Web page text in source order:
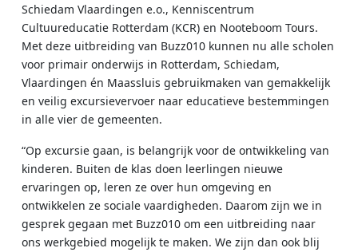
Schiedam Vlaardingen e.o., Kenniscentrum
Cultuureducatie Rotterdam (KCR) en Nooteboom Tours.
Met deze uitbreiding van Buzz010 kunnen nu alle scholen
voor primair onderwijs in Rotterdam, Schiedam,
Vlaardingen én Maassluis gebruikmaken van gemakkelijk
en veilig excursievervoer naar educatieve bestemmingen
in alle vier de gemeenten.
“Op excursie gaan, is belangrijk voor de ontwikkeling van
kinderen. Buiten de klas doen leerlingen nieuwe
ervaringen op, leren ze over hun omgeving en
ontwikkelen ze sociale vaardigheden. Daarom zijn we in
gesprek gegaan met Buzz010 om een uitbreiding naar
ons werkgebied mogelijk te maken. We zijn dan ook blij